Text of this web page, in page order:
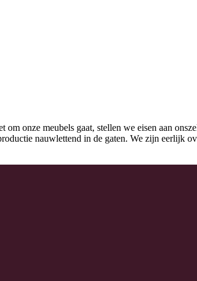
onze meubels gaat, stellen we eisen aan
nauwlettend in de gaten. We zijn eerlijk